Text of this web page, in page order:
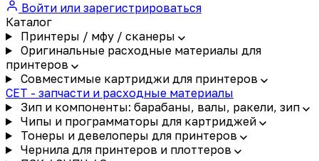
Войти или зарегистрироваться
Каталог
Принтеры / мфу / сканеры
Оригинальные расходные материалы для
принтеров
Совместимые картриджи для принтеров
CET - запчасти и расходные материалы
Зип и компоненты: барабаны, валы, ракели, зип
Чипы и программаторы для картриджей
Тонеры и девелоперы для принтеров
Чернила для принтеров и плоттеров